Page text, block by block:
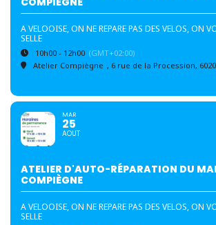
A VELOOISE, ON NE REPARE PAS DES VELOS, ON
SELLE
10h00 - 12h00 (GMT+02:00)
Atelier Compiègne , 6 rue de la Procession,
MAR
25
AOUT
ATELIER D'AUTO-RÉPARATION DU
COMPIÈGNE
A VELOOISE, ON NE REPARE PAS DES VELOS, ON
SELLE